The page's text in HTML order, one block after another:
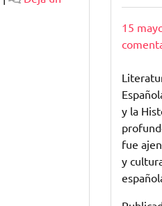
15
y la
fue
y